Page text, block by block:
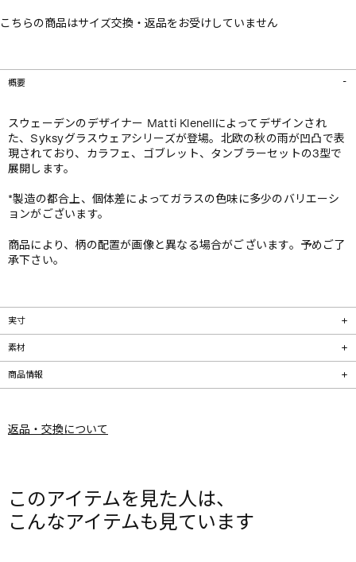
こちらの商品はサイズ交換・返品をお受けしていません
概要
スウェーデンのデザイナー Matti Klenellによってデザインされ
た、Syksyグラスウェアシリーズが登場。北欧の秋の雨が凹凸で表
現されており、カラフェ、ゴブレット、タンブラーセットの3型で
展開します。
*製造の都合上、個体差によってガラスの色味に多少のバリエーシ
ョンがございます。
商品により、柄の配置が画像と異なる場合がございます。予めご了
承下さい。
実寸
素材
商品情報
返品・交換について
このアイテムを見た人は、
こんなアイテムも見ています